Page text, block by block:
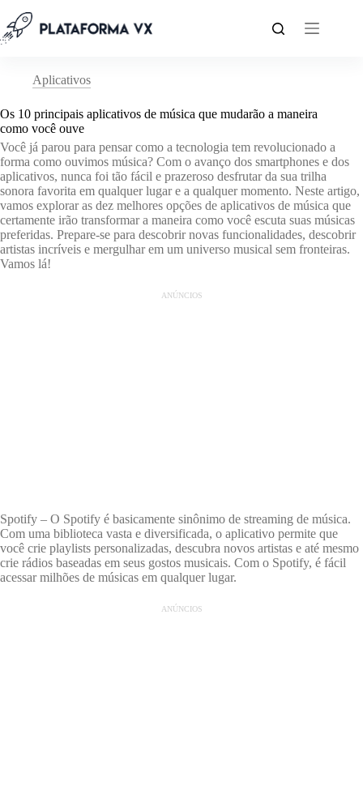
para
o
Aplicativos
Os 10 principais aplicativos de música que mudarão a maneira
como você ouve
Você já parou para pensar como a tecnologia tem revolucionado a
forma como ouvimos música? Com o avanço dos smartphones e dos
aplicativos, nunca foi tão fácil e prazeroso desfrutar da sua trilha
sonora favorita em qualquer lugar e a qualquer momento. Neste artigo,
vamos explorar as dez melhores opções de aplicativos de música que
certamente irão transformar a maneira como você escuta suas músicas
preferidas. Prepare-se para descobrir novas funcionalidades, descobrir
artistas incríveis e mergulhar em um universo musical sem fronteiras.
Vamos lá!
ANÚNCIOS
Spotify – O Spotify é basicamente sinônimo de streaming de música.
Com uma biblioteca vasta e diversificada, o aplicativo permite que
você crie playlists personalizadas, descubra novos artistas e até mesmo
crie rádios baseadas em seus gostos musicais. Com o Spotify, é fácil
acessar milhões de músicas em qualquer lugar.
ANÚNCIOS